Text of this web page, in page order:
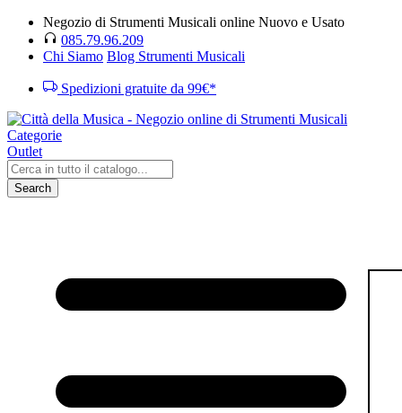
Negozio di Strumenti Musicali online Nuovo e Usato
085.79.96.209
Chi Siamo Blog Strumenti Musicali
Spedizioni gratuite da 99€*
Categorie
Outlet
Search